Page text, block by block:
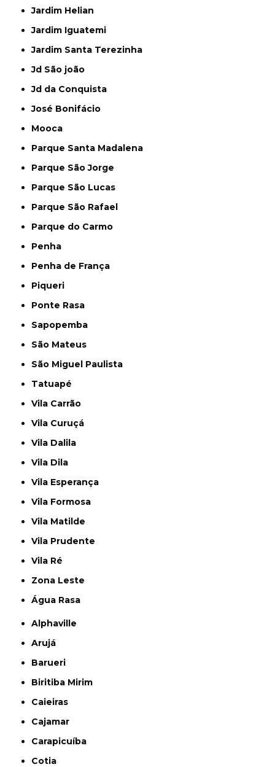
Jardim Helian
Jardim Iguatemi
Jardim Santa Terezinha
Jd São joão
Jd da Conquista
José Bonifácio
Mooca
Parque Santa Madalena
Parque São Jorge
Parque São Lucas
Parque São Rafael
Parque do Carmo
Penha
Penha de França
Piqueri
Ponte Rasa
Sapopemba
São Mateus
São Miguel Paulista
Tatuapé
Vila Carrão
Vila Curuçá
Vila Dalila
Vila Dila
Vila Esperança
Vila Formosa
Vila Matilde
Vila Prudente
Vila Ré
Zona Leste
Água Rasa
Alphaville
Arujá
Barueri
Biritiba Mirim
Caieiras
Cajamar
Carapicuíba
Cotia